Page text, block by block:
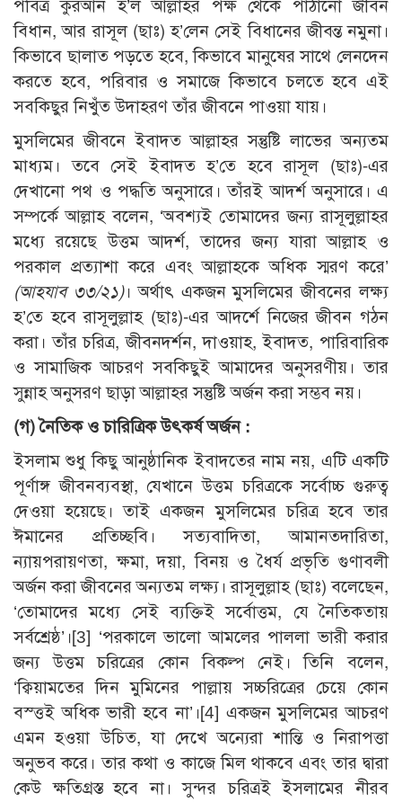
পবিত্র কুরআন হ’ল আল্লাহর পক্ষ থেকে পাঠানো জীবন
বিধান, আর রাসূল (ছাঃ) হ’লেন সেই বিধানের জীবন্ত নমুনা।
কিভাবে ছালাত পড়তে হবে, কিভাবে মানুষের সাথে লেনদেন
করতে হবে, পরিবার ও সমাজে কিভাবে চলতে হবে এই
সবকিছুর নিখুঁত উদাহরণ তাঁর জীবনে পাওয়া যায়।
মুসলিমের জীবনে ইবাদত আল্লাহর সন্তুষ্টি লাভের অন্যতম
মাধ্যম। তবে সেই ইবাদত হ’তে হবে রাসূল (ছাঃ)-এর
দেখানো পথ ও পদ্ধতি অনুসারে। তাঁরই আদর্শ অনুসারে। এ
সম্পর্কে আল্লাহ বলেন, ‘অবশ্যই তোমাদের জন্য রাসূলুল্লাহর
মধ্যে রয়েছে উত্তম আদর্শ, তাদের জন্য যারা আল্লাহ ও
পরকাল প্রত্যাশা করে এবং আল্লাহকে অধিক স্মরণ করে’
(আহযাব ৩৩/২১)। অর্থাৎ একজন মুসলিমের জীবনের লক্ষ্য
হ’তে হবে রাসূলুল্লাহ (ছাঃ)-এর আদর্শে নিজের জীবন গঠন
করা। তাঁর চরিত্র, জীবনদর্শন, দাওয়াহ, ইবাদত, পারিবারিক
ও সামাজিক আচরণ সবকিছুই আমাদের অনুসরণীয়। তার
সুন্নাহ অনুসরণ ছাড়া আল্লাহর সন্তুষ্টি অর্জন করা সম্ভব নয়।
(গ) নৈতিক ও চারিত্রিক উৎকর্ষ অর্জন :
ইসলাম শুধু কিছু আনুষ্ঠানিক ইবাদতের নাম নয়, এটি একটি
পূর্ণাঙ্গ জীবনব্যবস্থা, যেখানে উত্তম চরিত্রকে সর্বোচ্চ গুরুত্ব
দেওয়া হয়েছে। তাই একজন মুসলিমের চরিত্র হবে তার
ঈমানের প্রতিচ্ছবি। সত্যবাদিতা, আমানতদারিতা,
ন্যায়পরায়ণতা, ক্ষমা, দয়া, বিনয় ও ধৈর্য প্রভৃতি গুণাবলী
অর্জন করা জীবনের অন্যতম লক্ষ্য। রাসূলুল্লাহ (ছাঃ) বলেছেন,
‘তোমাদের মধ্যে সেই ব্যক্তিই সর্বোত্তম, যে নৈতিকতায়
সর্বশ্রেষ্ঠ’।[3] ‘পরকালে ভালো আমলের পাললা ভারী করার
জন্য উত্তম চরিত্রের কোন বিকল্প নেই। তিনি বলেন,
‘ক্বিয়ামতের দিন মুমিনের পাল্লায় সচ্চরিত্রের চেয়ে কোন
বস্ত্তই অধিক ভারী হবে না’।[4] একজন মুসলিমের আচরণ
এমন হওয়া উচিত, যা দেখে অন্যেরা শান্তি ও নিরাপত্তা
অনুভব করে। তার কথা ও কাজে মিল থাকবে এবং তার দ্বারা
কেউ ক্ষতিগ্রস্ত হবে না। সুন্দর চরিত্রই ইসলামের নীরব